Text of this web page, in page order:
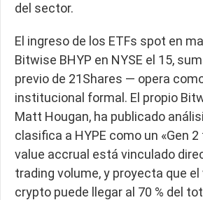
del sector.
El ingreso de los ETFs spot en
Bitwise BHYP en NYSE el 15,
previo de 21Shares — opera
institucional formal. El propio
Matt Hougan, ha publicado
clasifica a HYPE como un «Gen
value accrual está vinculado
trading volume, y proyecta que
crypto puede llegar al 70 % del